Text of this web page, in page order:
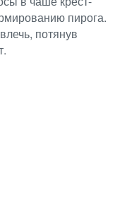
пирога.
потянув